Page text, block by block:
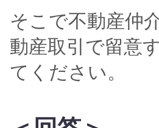
そこで不動産仲
動産取引で留意
てください。